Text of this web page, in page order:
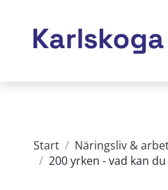
Start / Näringsliv &
/ 200 yrken - vad kan